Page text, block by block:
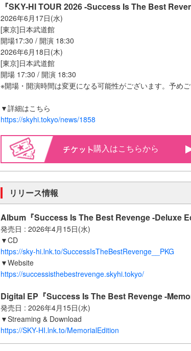
『SKY-HI TOUR 2026 -Success Is The Best
2026年6月17日(水)
[東京]日本武道館
開場17:30 / 開演 18:30
2026年6月18日(木)
[東京]日本武道館
開場 17:30 / 開演 18:30
※開場・開演時間は変更になる可能性がございます。予めご
▼詳細はこちら
https://skyhi.tokyo/news/1858
購入はこちらから
リリース情報
Album『Success Is The Best Revenge -Deluxe
発売日 : 2026年4月15日(水)
▼CD
https://sky-hi.lnk.to/SuccessIsTheBestRevenge__PKG
▼Website
https://successisthebestrevenge.skyhi.tokyo/
Digital EP『Success Is The Best Revenge -
発売日 : 2026年4月15日(水)
▼Streaming & Download
https://SKY-HI.lnk.to/MemorialEdition